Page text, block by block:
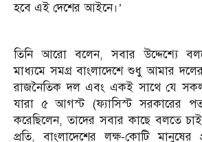
হবে এই দেশের আইনে।’
তিনি আরো বলেন, সবার উদ্দেশ্যে
মাধ্যমে সমগ্র বাংলাদেশে শুধু আমার
রাজনৈতিক দল এবং একই সাথে যে সকল
যারা ৫ আগস্ট (ফ্যাসিস্ট সরকারের
করেছিলেন, তাদের সবার কাছে বলতে
প্রতি, বাংলাদেশের লক্ষ-কোটি মানুষের